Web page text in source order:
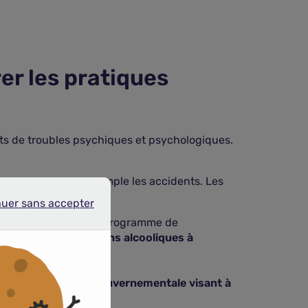
les pratiques
de troubles psychiques et psychologiques.
comme par exemple les accidents. Les
janvier dernier, un programme de
de boissons alcooliques à
d'une mesure gouvernementale visant à
sans accepter
sans accepter